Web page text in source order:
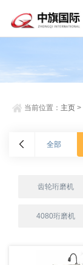
当前位置： 主页 >
全部
齿轮珩磨机
4080珩磨机